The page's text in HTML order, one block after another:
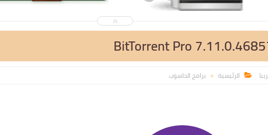
BitTorrent Pro
 الرئيسية > برامج الحاسوب